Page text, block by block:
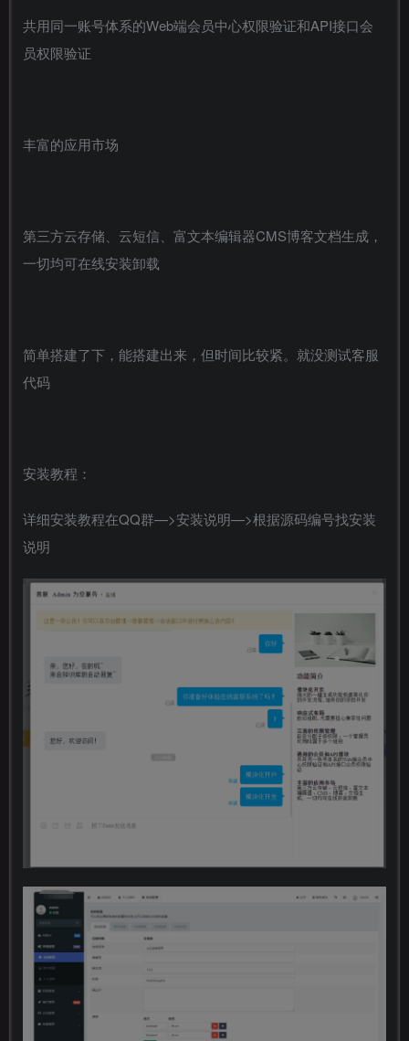
共用同一账号体系的Web端会员中心权限验证和API接口会
员权限验证
丰富的应用市场
第三方云存储、云短信、富文本编辑器CMS博客文档生成，
一切均可在线安装卸载
简单搭建了下，能搭建出来，但时间比较紧。就没测试客服
代码
安装教程：
详细安装教程在QQ群—>安装说明—>根据源码编号找安装
说明